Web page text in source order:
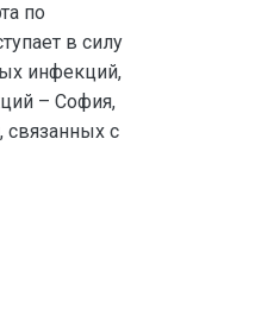
по
в силу
инфекций,
– София,
связанных с